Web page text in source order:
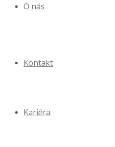
O nás
Kontakt
Kariéra